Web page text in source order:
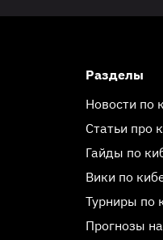
Разделы
Новости по
Статьи про
Гайды по
Вики по
Турниры по
Прогнозы